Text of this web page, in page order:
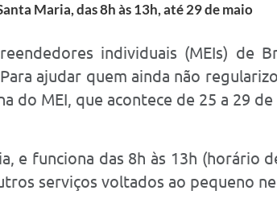
Maria, das 8h às 13h, até 29 de maio
individuais (MEIs) de
ajudar quem ainda não
MEI, que acontece de 25 a 29 de
e funciona das 8h às 13h (horário
serviços voltados ao pequeno